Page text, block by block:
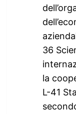
36
la
L-41